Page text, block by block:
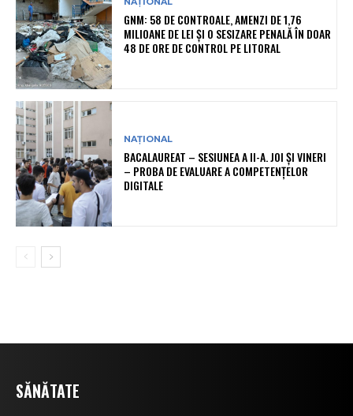
GNM: 58 DE CONTROALE, AMENZI DE 1,76
MILIOANE DE LEI ȘI O SESIZARE PENALĂ ÎN DOAR
48 DE ORE DE CONTROL PE LITORAL
NAȚIONAL
BACALAUREAT – SESIUNEA A II-A. JOI ȘI VINERI
– PROBA DE EVALUARE A COMPETENȚELOR
DIGITALE
SĂNĂTATE